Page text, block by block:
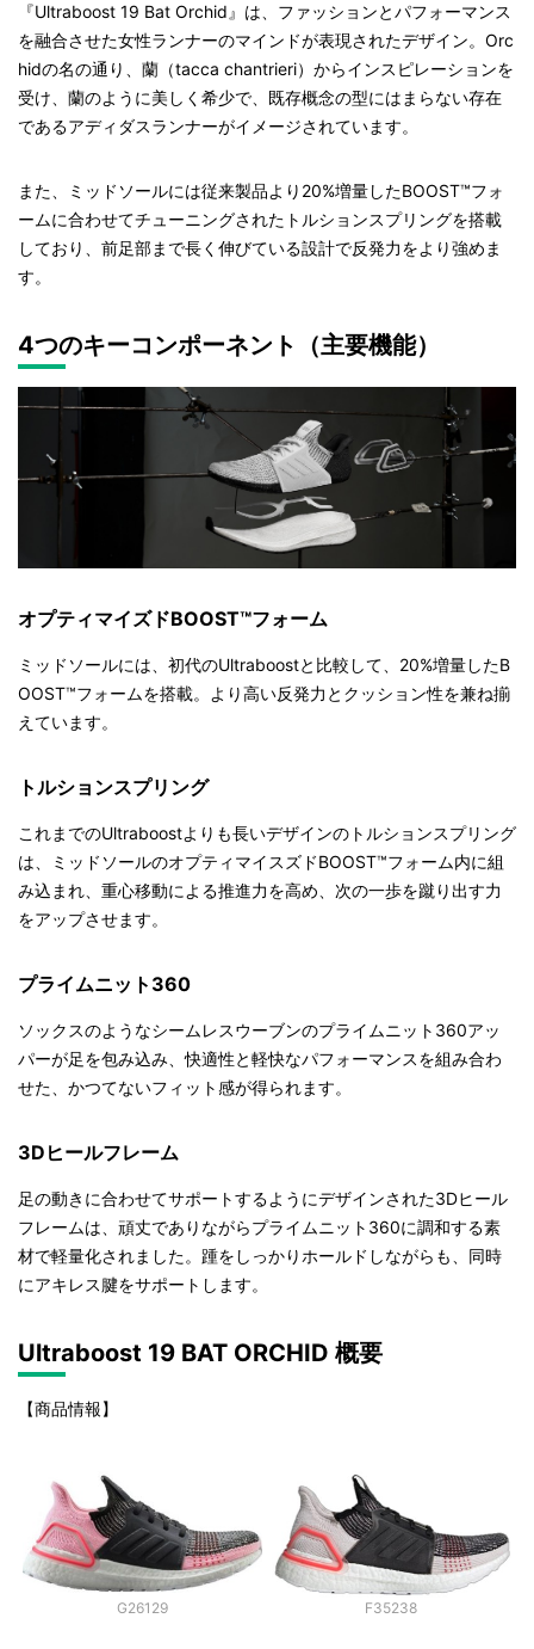
『Ultraboost 19 Bat Orchid』は、ファッションとパフォーマンス
を融合させた女性ランナーのマインドが表現されたデザイン。Orc
hidの名の通り、蘭（tacca chantrieri）からインスピレーションを
受け、蘭のように美しく希少で、既存概念の型にはまらない存在
であるアディダスランナーがイメージされています。
また、ミッドソールには従来製品より20%増量したBOOST™フォ
ームに合わせてチューニングされたトルションスプリングを搭載
しており、前足部まで長く伸びている設計で反発力をより強めま
す。
4つのキーコンポーネント（主要機能）
オプティマイズドBOOST™フォーム
ミッドソールには、初代のUltraboostと比較して、20%増量したB
OOST™フォームを搭載。より高い反発力とクッション性を兼ね揃
えています。
トルションスプリング
これまでのUltraboostよりも長いデザインのトルションスプリング
は、ミッドソールのオプティマイスズドBOOST™フォーム内に組
み込まれ、重心移動による推進力を高め、次の一歩を蹴り出す力
をアップさせます。
プライムニット360
ソックスのようなシームレスウーブンのプライムニット360アッ
パーが足を包み込み、快適性と軽快なパフォーマンスを組み合わ
せた、かつてないフィット感が得られます。
3Dヒールフレーム
足の動きに合わせてサポートするようにデザインされた3Dヒール
フレームは、頑丈でありながらプライムニット360に調和する素
材で軽量化されました。踵をしっかりホールドしながらも、同時
にアキレス腱をサポートします。
Ultraboost 19 BAT ORCHID 概要
【商品情報】
G26129 F35238